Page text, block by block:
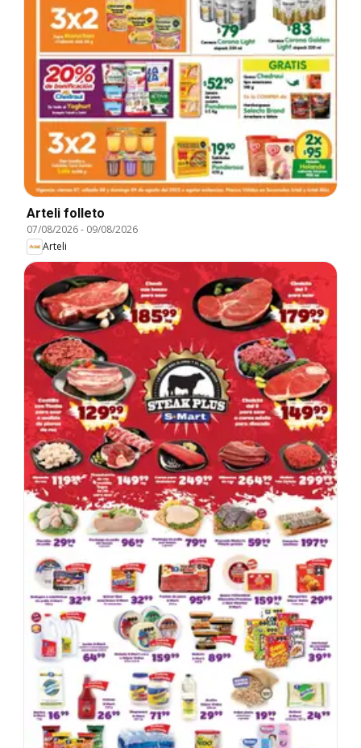
Arteli folleto
07/08/2026- 09/08/2026
Arteli